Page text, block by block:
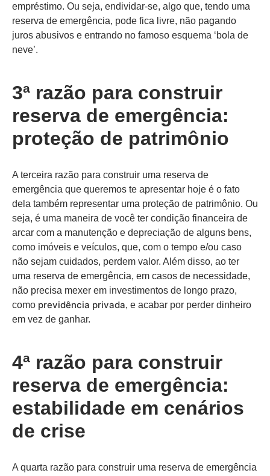
empréstimo. Ou seja, endividar-se, algo que, tendo uma
reserva de emergência, pode fica livre, não pagando
juros abusivos e entrando no famoso esquema ‘bola de
neve’.
3ª razão para construir
reserva de emergência:
proteção de patrimônio
A terceira razão para construir uma reserva de
emergência que queremos te apresentar hoje é o fato
dela também representar uma proteção de patrimônio. Ou
seja, é uma maneira de você ter condição financeira de
arcar com a manutenção e depreciação de alguns bens,
como imóveis e veículos, que, com o tempo e/ou caso
não sejam cuidados, perdem valor. Além disso, ao ter
uma reserva de emergência, em casos de necessidade,
não precisa mexer em investimentos de longo prazo,
como previdência privada, e acabar por perder dinheiro
em vez de ganhar.
4ª razão para construir
reserva de emergência:
estabilidade em cenários
de crise
A quarta razão para construir uma reserva de emergência